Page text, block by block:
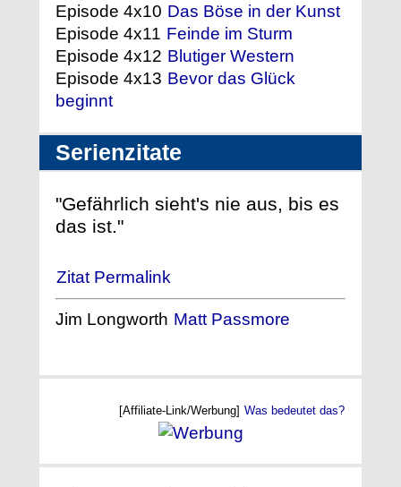
Episode 4x10 Das Böse in der Kunst
Episode 4x11 Feinde im Sturm
Episode 4x12 Blutiger Western
Episode 4x13 Bevor das Glück
beginnt
Serienzitate
"Gefährlich sieht's nie aus, bis es
das ist."
Zitat Permalink
Jim Longworth Matt Passmore
[Affiliate-Link/Werbung] Was bedeutet das?